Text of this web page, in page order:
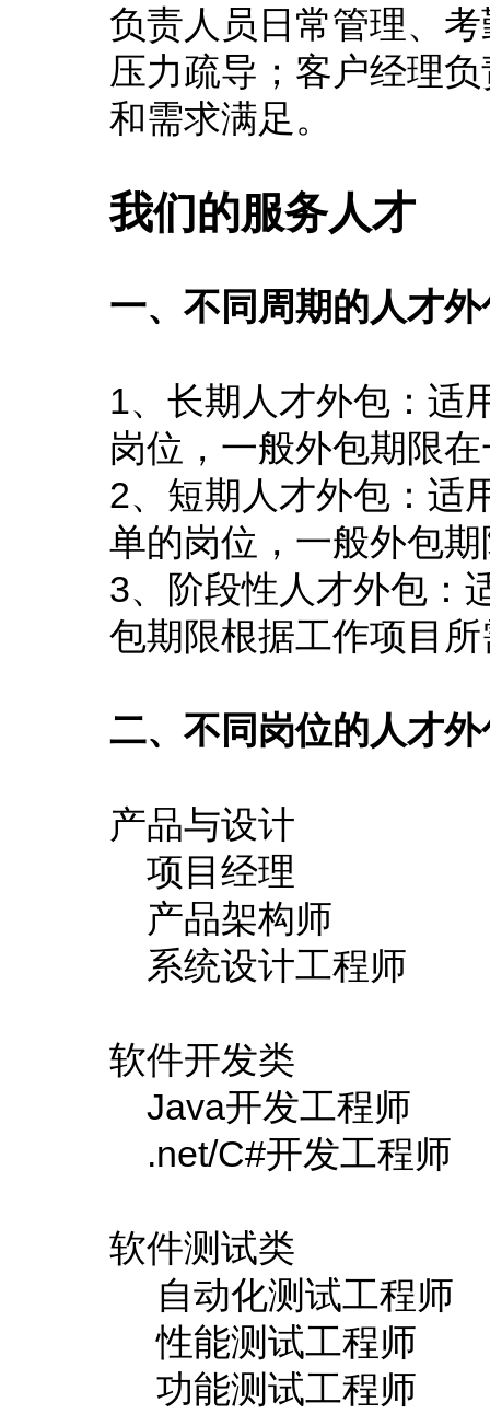
负责人员日常管理、
压力疏导；客户经理
和需求满足。
我们的服务人才
一、不同周期的人才外
1、长期人才外包：适
岗位，一般外包期限
2、短期人才外包：适
单的岗位，一般外包
3、阶段性人才外包：
包期限根据工作项目
二、不同岗位的人才外
产品与设计
项目经理
产品架构师
系统设计工程师
软件开发类
Java开发工程师
.net/C#开发工程师
软件测试类
自动化测试工程师
性能测试工程师
功能测试工程师